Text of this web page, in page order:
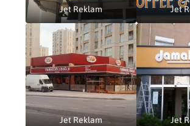
Jet Reklam Jet
Jet Reklam Jet